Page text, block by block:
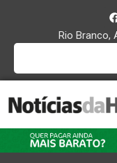
Rio Branco,